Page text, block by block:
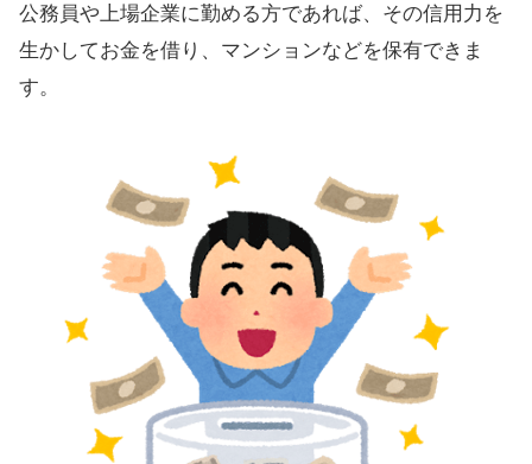
公務員や上場企業に勤める方であれば、その信用力を
生かしてお金を借り、マンションなどを保有できま
す。